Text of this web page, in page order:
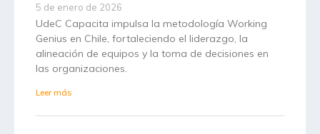
5 de enero de 2026
UdeC Capacita impulsa la metodología Working
Genius en Chile, fortaleciendo el liderazgo, la
alineación de equipos y la toma de decisiones en
las organizaciones.
Leer más